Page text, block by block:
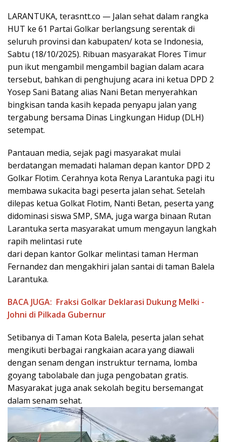
LARANTUKA, terasntt.co — Jalan sehat dalam rangka
HUT ke 61 Partai Golkar berlangsung serentak di
seluruh provinsi dan kabupaten/ kota se Indonesia,
Sabtu (18/10/2025). Ribuan masyarakat Flores Timur
pun ikut mengambil mengambil bagian dalam acara
tersebut, bahkan di penghujung acara ini ketua DPD 2
Yosep Sani Batang alias Nani Betan menyerahkan
bingkisan tanda kasih kepada penyapu jalan yang
tergabung bersama Dinas Lingkungan Hidup (DLH)
setempat.
Pantauan media, sejak pagi masyarakat mulai
berdatangan memadati halaman depan kantor DPD 2
Golkar Flotim. Cerahnya kota Renya Larantuka pagi itu
membawa sukacita bagi peserta jalan sehat. Setelah
dilepas ketua Golkat Flotim, Nanti Betan, peserta yang
didominasi siswa SMP, SMA, juga warga binaan Rutan
Larantuka serta masyarakat umum mengayun langkah
rapih melintasi rute
dari depan kantor Golkar melintasi taman Herman
Fernandez dan mengakhiri jalan santai di taman Balela
Larantuka.
BACA JUGA: Fraksi Golkar Deklarasi Dukung Melki -
Johni di Pilkada Gubernur
Setibanya di Taman Kota Balela, peserta jalan sehat
mengikuti berbagai rangkaian acara yang diawali
dengan senam dengan instruktur ternama, lomba
goyang tabolabale dan juga pengobatan gratis.
Masyarakat juga anak sekolah begitu bersemangat
dalam senam sehat.